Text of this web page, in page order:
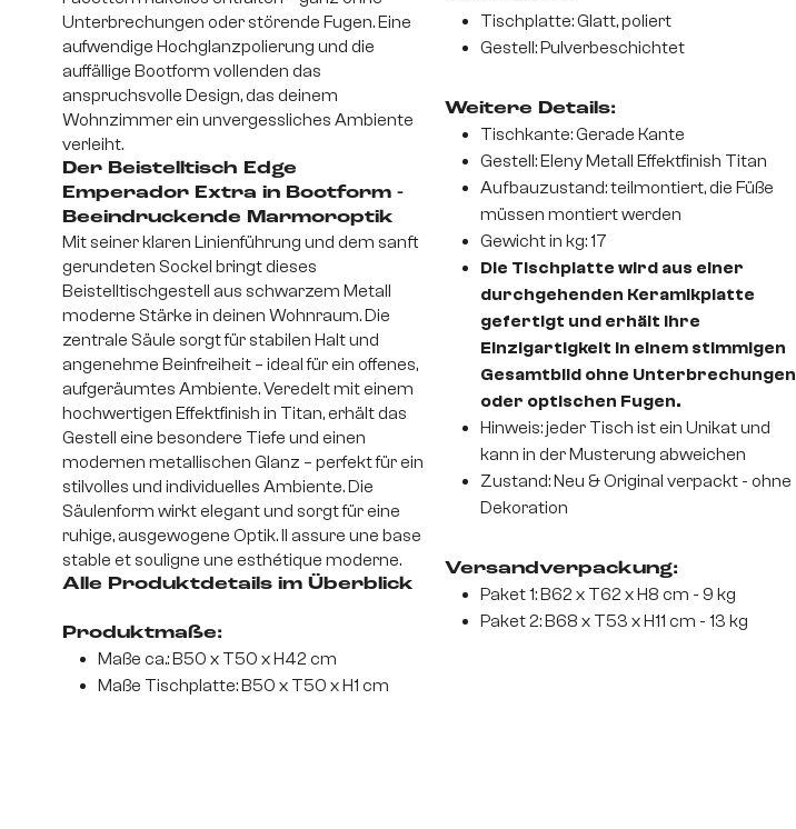
Unterbrechungen oder störende Fugen. Eine
aufwendige Hochglanzpolierung und die
auffällige Bootform vollenden das
anspruchsvolle Design, das deinem
Wohnzimmer ein unvergessliches Ambiente
verleiht.
Der Beistelltisch Edge
Emperador Extra in Bootform -
Beeindruckende Marmoroptik
Mit seiner klaren Linienführung und dem sanft
gerundeten Sockel bringt dieses
Beistelltischgestell aus schwarzem Metall
moderne Stärke in deinen Wohnraum. Die
zentrale Säule sorgt für stabilen Halt und
angenehme Beinfreiheit – ideal für ein offenes,
aufgeräumtes Ambiente. Veredelt mit einem
hochwertigen Effektfinish in Titan, erhält das
Gestell eine besondere Tiefe und einen
modernen metallischen Glanz – perfekt für ein
stilvolles und individuelles Ambiente. Die
Säulenform wirkt elegant und sorgt für eine
ruhige, ausgewogene Optik. Il assure une base
stable et souligne une esthétique moderne.
Alle Produktdetails im Überblick
Produktmaße:
Maße ca.: B50 x T50 x H42 cm
Maße Tischplatte: B50 x T50 x H1 cm
Tischplatte: Glatt, poliert
Gestell: Pulverbeschichtet
Weitere Details:
Tischkante: Gerade Kante
Gestell: Eleny Metall Effektfinish Titan
Aufbauzustand: teilmontiert, die Füße
müssen montiert werden
Gewicht in kg: 17
Die Tischplatte wird aus einer
durchgehenden Keramikplatte
gefertigt und erhält ihre
Einzigartigkeit in einem stimmigen
Gesamtbild ohne Unterbrechungen
oder optischen Fugen.
Hinweis: jeder Tisch ist ein Unikat und
kann in der Musterung abweichen
Zustand: Neu & Original verpackt - ohne
Dekoration
Versandverpackung:
Paket 1: B62 x T62 x H8 cm - 9 kg
Paket 2: B68 x T53 x H11 cm - 13 kg